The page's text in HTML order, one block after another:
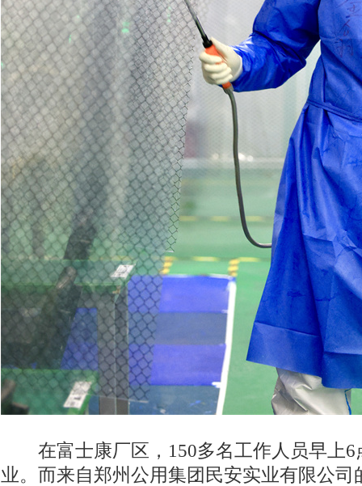
在富士康厂区，150多名工作人员早上6
业。而来自郑州公用集团民安实业有限公司